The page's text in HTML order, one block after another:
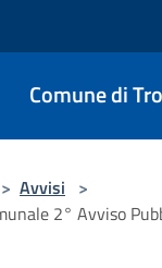
Comune di
> Avvisi >
2° Avviso